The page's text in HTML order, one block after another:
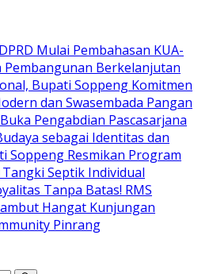
Mulai Pembahasan KUA-
Pembangunan Berkelanjutan
Bupati Soppeng Komitmen
dan Swasembada Pangan
Pengabdian Pascasarjana
sebagai Identitas dan
Soppeng Resmikan Program
Tangki Septik Individual
Tanpa Batas! RMS
Hangat Kunjungan
Pinrang